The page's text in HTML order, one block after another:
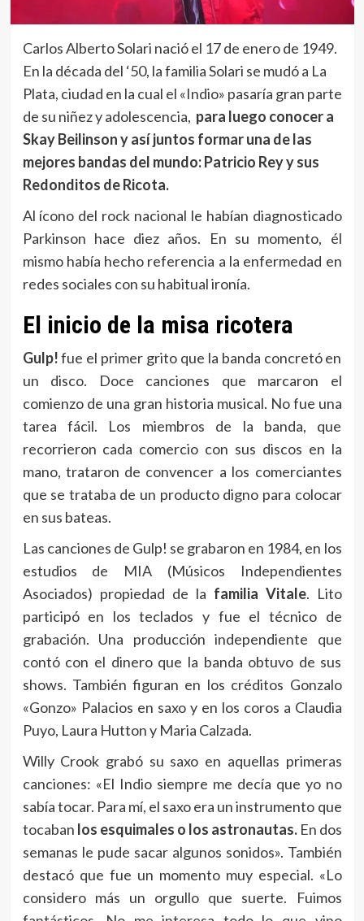
Carlos Alberto Solari nació el 17 de enero de 1949.
En la década del ‘50, la familia Solari se mudó a La
Plata, ciudad en la cual el «Indio» pasaría gran parte
de su niñez y adolescencia, para luego conocer a
Skay Beilinson y así juntos formar una de las
mejores bandas del mundo: Patricio Rey y sus
Redonditos de Ricota.
Al ícono del rock nacional le habían diagnosticado
Parkinson hace diez años. En su momento, él
mismo había hecho referencia a la enfermedad en
redes sociales con su habitual ironía.
El inicio de la misa ricotera
Gulp!fue el primer grito que la banda concretó en
un disco. Doce canciones que marcaron el
comienzo de una gran historia musical. No fue una
tarea fácil. Los miembros de la banda, que
recorrieron cada comercio con sus discos en la
mano, trataron de convencer a los comerciantes
que se trataba de un producto digno para colocar
en sus bateas.
Las canciones de Gulp! se grabaron en 1984, en los
estudios de MIA (Músicos Independientes
Asociados) propiedad de la familia Vitale. Lito
participó en los teclados y fue el técnico de
grabación. Una producción independiente que
contó con el dinero que la banda obtuvo de sus
shows. También figuran en los créditos Gonzalo
«Gonzo» Palacios en saxo y en los coros a Claudia
Puyo, Laura Hutton y Maria Calzada.
Willy Crook grabó su saxo en aquellas primeras
canciones: «El Indio siempre me decía que yo no
sabía tocar. Para mí, el saxo era un instrumento que
tocaban los esquimales o los astronautas.En dos
semanas le pude sacar algunos sonidos». También
destacó que fue un momento muy especial. «Lo
considero más un orgullo que suerte. Fuimos